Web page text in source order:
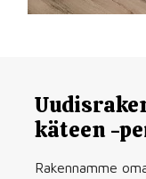
käteen -
Rakennamme